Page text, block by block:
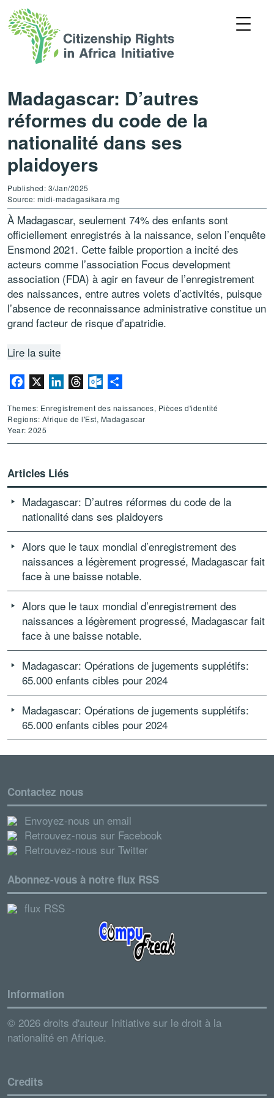
Madagascar: D’autres
réformes du code de la
nationalité dans ses
plaidoyers
Published: 3/Jan/2025
Source: midi-madagasikara.mg
À Madagascar, seulement 74% des enfants sont
officiellement enregistrés à la naissance, selon l’enquête
Ensmond 2021. Cette faible proportion a incité des
acteurs comme l’association Focus development
association (FDA) à agir en faveur de l’enregistrement
des naissances, entre autres volets d’activités, puisque
l’absence de reconnaissance administrative constitue un
grand facteur de risque d’apatridie.
Lire la suite
Facebook LinkedInThreadsOutlook.com
Themes: Enregistrement des naissances, Pièces d'identité
Regions: Afrique de l'Est, Madagascar
Year: 2025
Articles Liés
Madagascar: D’autres réformes du code de la
nationalité dans ses plaidoyers
Alors que le taux mondial d’enregistrement des
naissances a légèrement progressé, Madagascar fait
face à une baisse notable.
Alors que le taux mondial d’enregistrement des
naissances a légèrement progressé, Madagascar fait
face à une baisse notable.
Madagascar: Opérations de jugements supplétifs:
65.000 enfants cibles pour 2024
Madagascar: Opérations de jugements supplétifs:
65.000 enfants cibles pour 2024
Contactez nous
Envoyez-nous un email
Retrouvez-nous sur Facebook
Retrouvez-nous sur Twitter
Abonnez-vous à notre flux RSS
flux RSS
Information
© 2026 droits d'auteur Initiative sur le droit à la
nationalité en Afrique.
Credits